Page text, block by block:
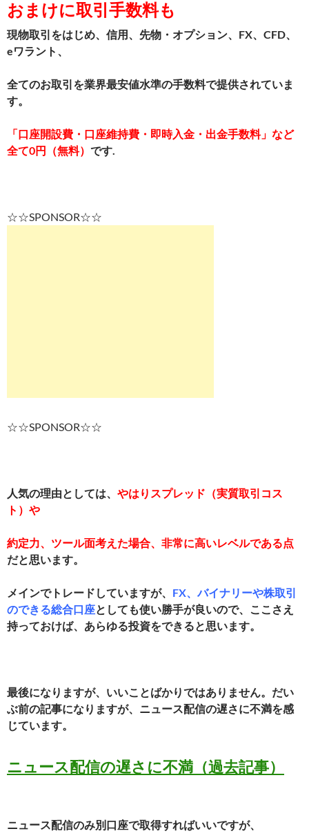
おまけに取引手数料も
現物取引をはじめ、信用、先物・オプション、FX、CFD、
eワラント、
全てのお取引を業界最安値水準の手数料で提供されていま
す。
「口座開設費・口座維持費・即時入金・出金手数料」など
全て0円（無料） です.
☆☆SPONSOR☆☆
☆☆SPONSOR☆☆
人気の理由としては、 やはりスプレッド（実質取引コス
ト）や
約定力、ツール面考えた場合、非常に高いレベルである点
だと思います。
メインでトレードしていますが、 FX、バイナリーや株取引
のできる総合口座としても使い勝手が良いので、ここさえ
持っておけば、あらゆる投資をできると思います。
最後になりますが、いいことばかりではありません。 だい
ぶ前の記事になりますが、ニュース配信の遅さに不満を感
じています。
ニュース配信の遅さに不満（過去記事）
ニュース配信のみ別口座で取得すればいいですが、